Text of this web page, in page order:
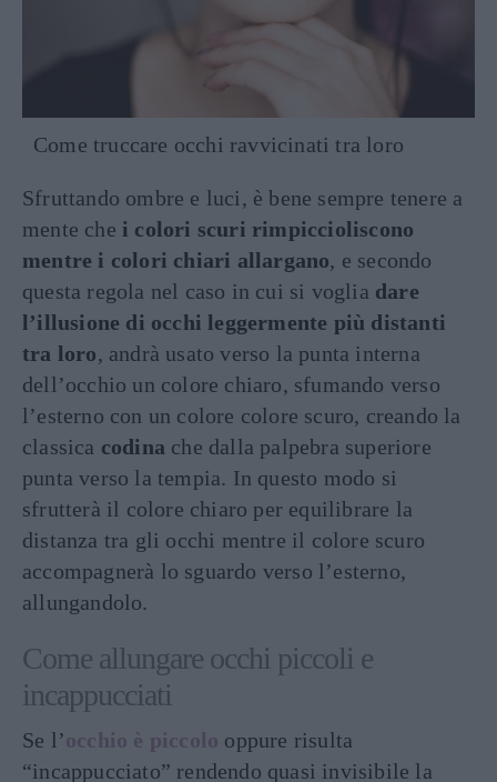
Come truccare occhi ravvicinati tra loro
Sfruttando ombre e luci, è bene sempre tenere a
mente che i colori scuri rimpiccioliscono
mentre i colori chiari allargano, e secondo
questa regola nel caso in cui si voglia dare
l’illusione di occhi leggermente più distanti
tra loro, andrà usato verso la punta interna
dell’occhio un colore chiaro, sfumando verso
l’esterno con un colore colore scuro, creando la
classica codina che dalla palpebra superiore
punta verso la tempia. In questo modo si
sfrutterà il colore chiaro per equilibrare la
distanza tra gli occhi mentre il colore scuro
accompagnerà lo sguardo verso l’esterno,
allungandolo.
Come allungare occhi piccoli e
incappucciati
Se l’occhio è piccolo oppure risulta
“incappucciato” rendendo quasi invisibile la